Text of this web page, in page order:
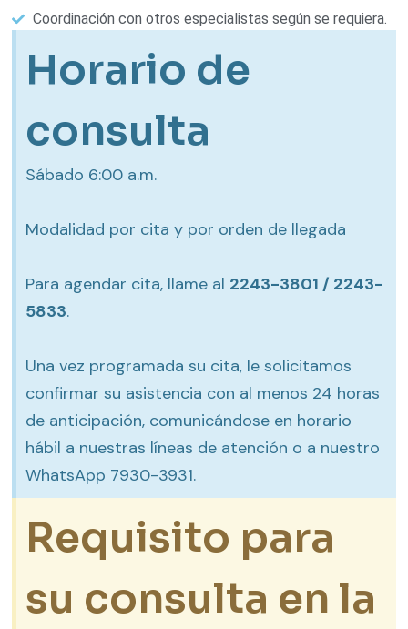
Coordinación con otros especialistas según se requiera.
Horario de
consulta
Sábado 6:00 a.m.
Modalidad por cita y por orden de llegada
Para agendar cita, llame al 2243-3801 / 2243-
5833.
Una vez programada su cita, le solicitamos
confirmar su asistencia con al menos 24 horas
de anticipación, comunicándose en horario
hábil a nuestras líneas de atención o a nuestro
WhatsApp 7930-3931.
Requisito para
su consulta en la